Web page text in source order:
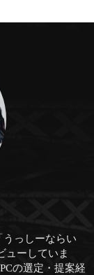
うっしーならい
ューしていま
の選定・提案経